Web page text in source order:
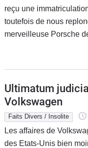
reçu une
toutefois de nous
merveilleuse Porsche
Ultimatum
Volkswagen
Faits Divers / Insolite
Les affaires de
des Etats-Unis bien